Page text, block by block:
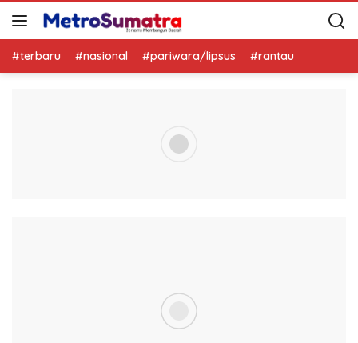
#terbaru #nasional #pariwara/lipsus #rantau